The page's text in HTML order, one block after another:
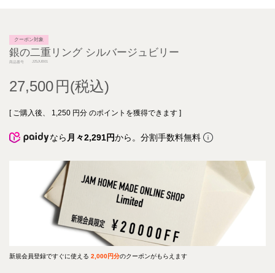
クーポン対象
銀の二重リング シルバージュビリー
商品番号 J25JUB01
27,500
[ ご購入後、 1,250 円分 のポイントを獲得できます ]
なら 月々2,291円から。分割手数料無料
新規会員登録ですぐに使える 2,000円分のクーポンがもらえます